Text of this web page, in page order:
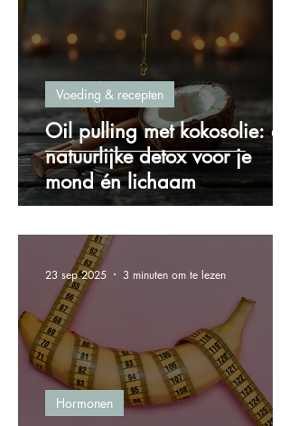
Oil pulling met kokosolie: de
natuurlijke detox voor je
mond én lichaam
Voeding & recepten
Hormonen
23 sep 2025 3 minuten om te lezen